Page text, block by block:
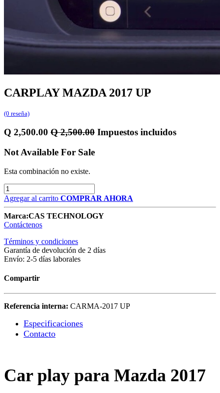
CARPLAY MAZDA 2017 UP
(0 reseña)
Q 2,500.00 Q2,500.00 Impuestos incluidos
Not Available For Sale
Esta combinación no existe.
Agregar al carrito COMPRAR AHORA
Marca:CAS TECHNOLOGY
Contáctenos
Términos y condiciones
Garantía de devolución de 2 días
Envío: 2-5 días laborales
Compartir
Referencia interna: CARMA-2017 UP
Especificaciones
Contacto
Car play para Mazda 2017